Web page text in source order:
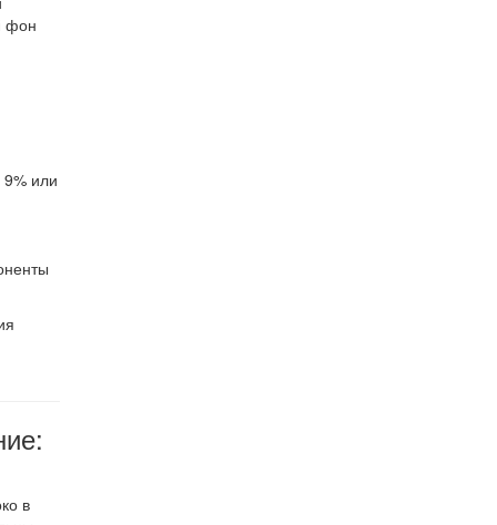
фон
9% или
в